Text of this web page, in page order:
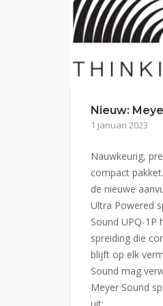
Nieuw:
1 januari 2023
Nauwkeurig,
compact
de nieuwe
Ultra Powered
Sound UPQ-1P
spreiding die
blijft op elk
Sound mag
Meyer Sound
uit:...